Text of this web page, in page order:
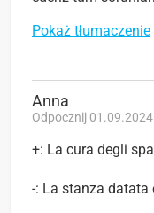
Pokaż tłumaczenie
Anna
Odpocznij 01.09.2024
+: La cura degli
-: La stanza datata